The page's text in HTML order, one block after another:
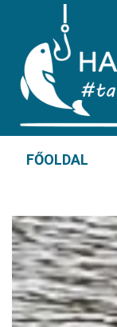
FŐOLDAL